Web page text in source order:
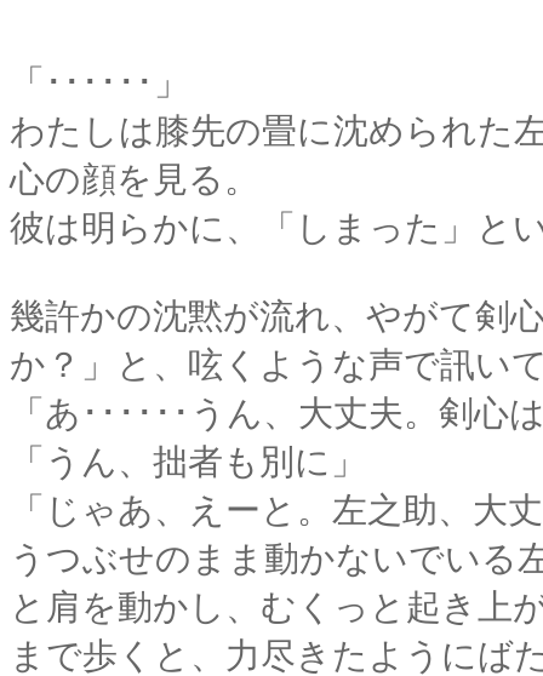
「･･････」
わたしは膝先の畳に沈められた
心の顔を見る。
彼は明らかに、「しまった」と
幾許かの沈黙が流れ、やがて剣
か？」と、呟くような声で訊い
「あ･･････うん、大丈夫。剣心
「うん、拙者も別に」
「じゃあ、えーと。左之助、大
うつぶせのまま動かないでいる
と肩を動かし、むくっと起き上
まで歩くと、力尽きたようにば